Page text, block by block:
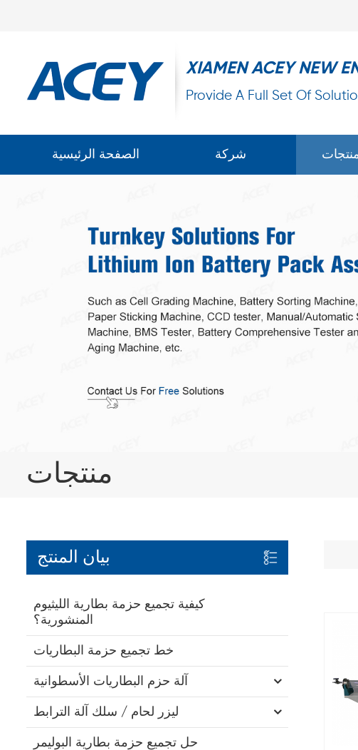
XIAMEN ACEY NEW
Provide A Full Set Of
الصفحة الرئيسية شركة
منتجات
بيان المنتج
كيفية تجميع حزمة بطارية الليثيوم
المنشورية؟
خط تجميع حزمة البطاريات
آلة حزم البطاريات الأسطوانية
ليزر لحام / سلك آلة الترابط
حل تجميع حزمة بطارية البوليمر